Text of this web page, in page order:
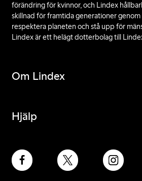
förändring för kvinnor, och Lindex
skillnad för framtida generationer genom
respektera planeten och stå upp för
Lindex är ett helägt dotterbolag till
Om Lindex
Hjälp